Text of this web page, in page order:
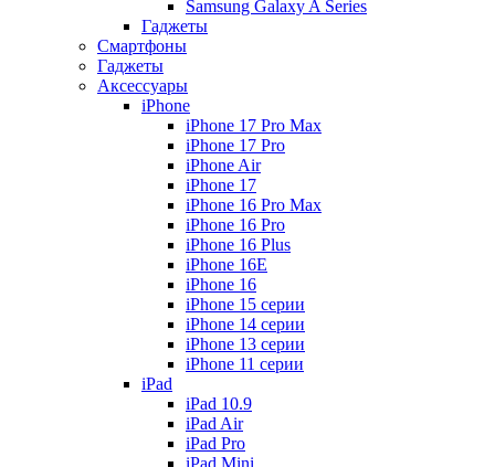
Samsung Galaxy A Series
Гаджеты
Смартфоны
Гаджеты
Аксессуары
iPhone
iPhone 17 Pro Max
iPhone 17 Pro
iPhone Air
iPhone 17
iPhone 16 Pro Max
iPhone 16 Pro
iPhone 16 Plus
iPhone 16E
iPhone 16
iPhone 15 серии
iPhone 14 серии
iPhone 13 серии
iPhone 11 серии
iPad
iPad 10.9
iPad Air
iPad Pro
iPad Mini